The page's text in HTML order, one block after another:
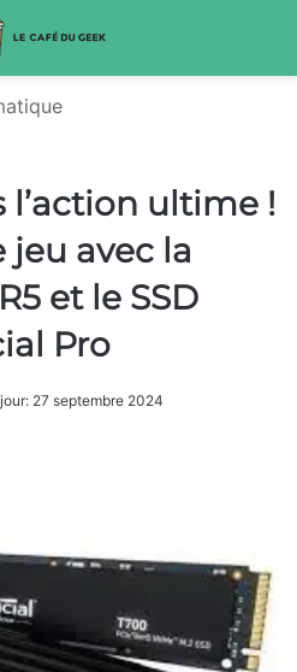
l’action ultime !
jeu avec la
et le SSD
Pro
27 septembre 2024